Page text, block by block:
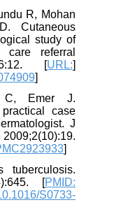
R, Mohan
Cutaneous
study of
care referral
[URL:
C, Emer J.
practical case
J
tuberculosis.
[PMID:
S0733-